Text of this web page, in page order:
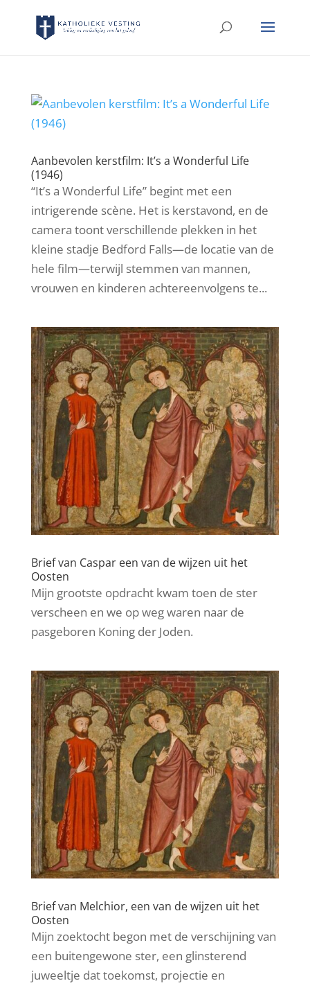
Aanbevolen kerstfilm: It’s a Wonderful Life
(1946)
“It’s a Wonderful Life” begint met een
intrigerende scène. Het is kerstavond, en de
camera toont verschillende plekken in het
kleine stadje Bedford Falls—de locatie van de
hele film—terwijl stemmen van mannen,
vrouwen en kinderen achtereenvolgens te...
Brief van Caspar een van de wijzen uit het
Oosten
Mijn grootste opdracht kwam toen de ster
verscheen en we op weg waren naar de
pasgeboren Koning der Joden.
Brief van Melchior, een van de wijzen uit het
Oosten
Mijn zoektocht begon met de verschijning van
een buitengewone ster, een glinsterend
juweeltje dat toekomst, projectie en